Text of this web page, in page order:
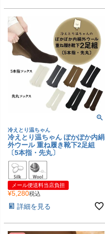
冷えとり温ちゃん
冷えとり温ちゃん ぽかぽか内絹
外ウール 重ね履き靴下2足組
〔5本指・先丸〕
メール便送料当店負担
¥5,280税込
詳細を見る